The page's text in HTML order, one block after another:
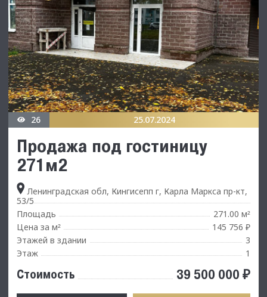
26 25.07.2024
Продажа под гостиницу
271м2
Ленинградская обл, Кингисепп г, Карла Маркса пр-кт,
53/5
Площадь
271.00 м²
Цена за м²
145 756 ₽
Этажей в здании
3
Этаж
1
Стоимость 39 500 000 ₽